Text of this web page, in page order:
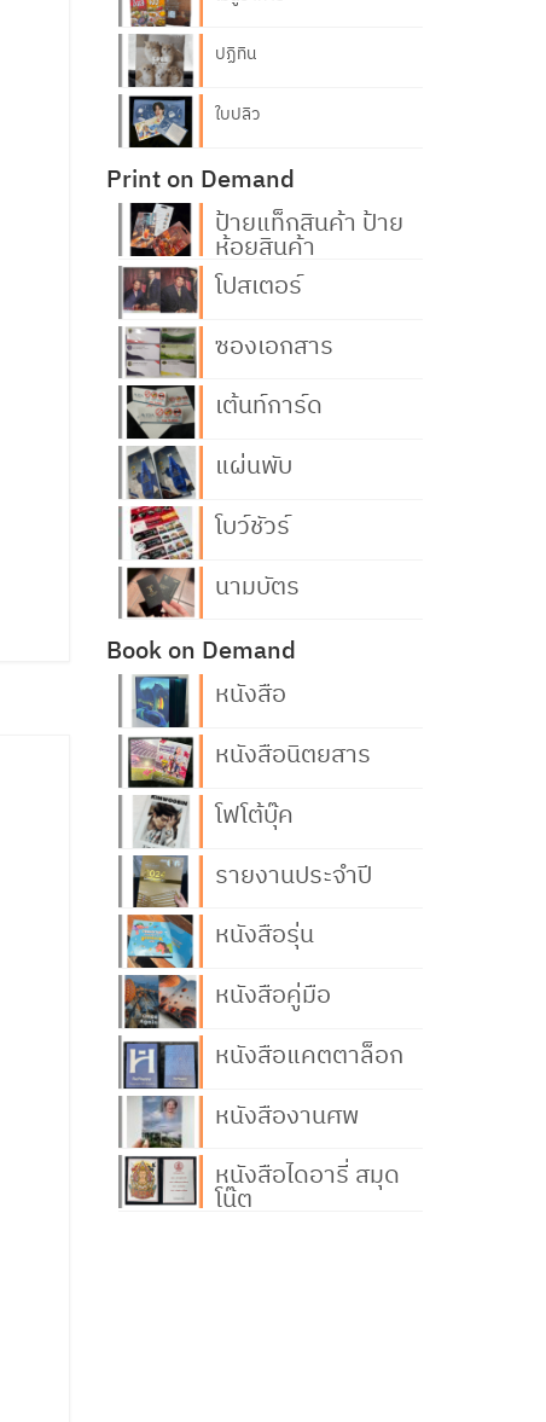
ปฏิทิน
ใบปลิว
Print on Demand
ป้ายแท็กสินค้า ป้าย
ห้อยสินค้า
โปสเตอร์
ซองเอกสาร
เต้นท์การ์ด
แผ่นพับ
โบว์ชัวร์
นามบัตร
Book on Demand
หนังสือ
หนังสือนิตยสาร
โฟโต้บุ๊ค
รายงานประจำปี
หนังสือรุ่น
หนังสือคู่มือ
หนังสือแคตตาล็อก
หนังสืองานศพ
หนังสือไดอารี่ สมุด
โน๊ต